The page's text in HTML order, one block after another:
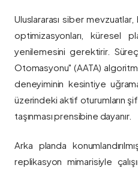
Uluslararası siber
optimizasyonları, küresel
yenilemesini gerektirir.
Otomasyonu" (AATA)
deneyiminin kesintiye
üzerindeki aktif oturumların
taşınması prensibine dayanır.
Arka planda
replikasyon mimarisiyle